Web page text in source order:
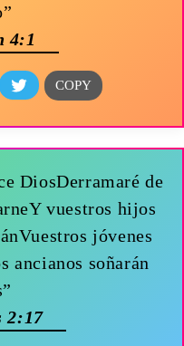
4:1
DiosDerramaré de
vuestros hijos
jóvenes
ancianos soñarán
2:17